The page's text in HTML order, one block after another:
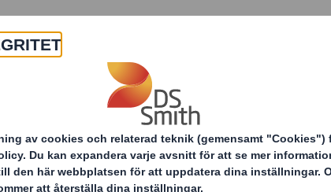
Om oss
Miljövinst på köpet!